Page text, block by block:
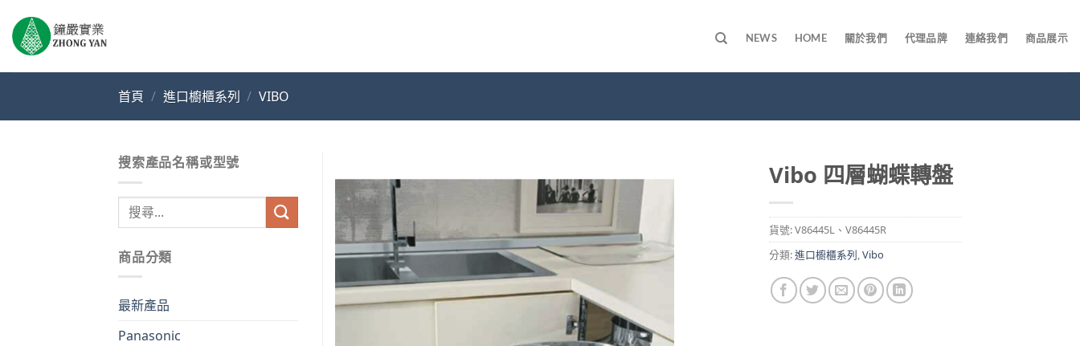
content
NEWS HOME 關於我們 代理品牌 連絡我們 商品展示
首頁 / 進口櫥櫃系列 / VIBO
Vibo 四層蝴蝶轉盤
貨號:V86445L、V86445R
分類:進口櫥櫃系列,Vibo
搜索產品名稱或型號
鍵
字:
商品分類
最新產品
Panasonic